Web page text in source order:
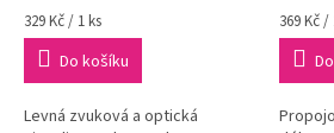
Měrná
cena:
329 Kč / 1 ks
Do košíku
Levná zvuková a optická
Měrná
cena:
369 Kč /